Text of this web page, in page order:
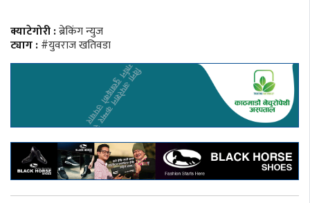
क्याटेगोरी :ब्रेकिंग न्युज
ट्याग :#युवराज खतिवडा